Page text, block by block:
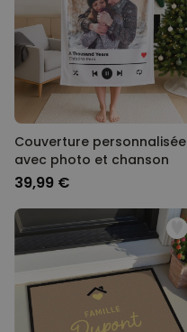
Couverture personnalisée
avec photo et chanson
39,99 €